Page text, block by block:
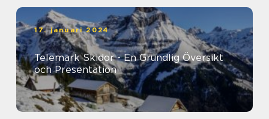
17. januari 2024
Telemark Skidor - En Grundlig Översikt
och Presentation